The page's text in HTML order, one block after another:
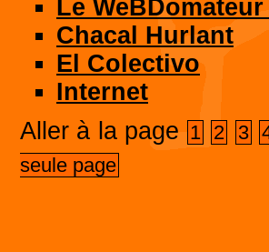
Le
Chacal Hurlant
El Colectivo
Internet
Aller à la page 1 2 3
seule page